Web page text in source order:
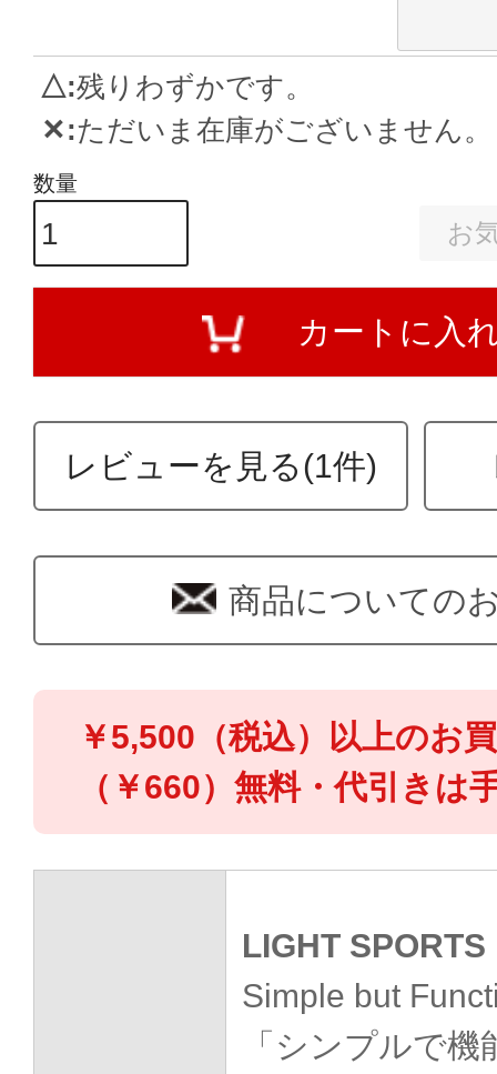
△ 残りわずかです。
✕ ただいま在庫がございません。
お
カートに入
レビューを見る(1件)
商品についての
￥5,500（税込）以上のお
（￥660）無料・代引きは
LIGHT SPORTS
Simple but
「シンプルで